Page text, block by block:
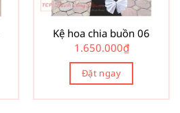
Kệ hoa chia buồn 06
1.650.000₫
Đặt ngay